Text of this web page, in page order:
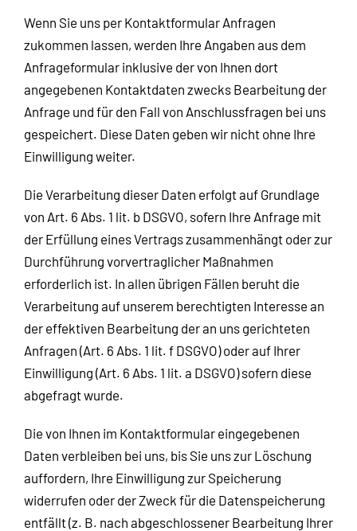
Wenn Sie uns per Kontaktformular Anfragen
zukommen lassen, werden Ihre Angaben aus dem
Anfrageformular inklusive der von Ihnen dort
angegebenen Kontaktdaten zwecks Bearbeitung der
Anfrage und für den Fall von Anschlussfragen bei uns
gespeichert. Diese Daten geben wir nicht ohne Ihre
Einwilligung weiter.
Die Verarbeitung dieser Daten erfolgt auf Grundlage
von Art. 6 Abs. 1 lit. b DSGVO, sofern Ihre Anfrage mit
der Erfüllung eines Vertrags zusammenhängt oder zur
Durchführung vorvertraglicher Maßnahmen
erforderlich ist. In allen übrigen Fällen beruht die
Verarbeitung auf unserem berechtigten Interesse an
der effektiven Bearbeitung der an uns gerichteten
Anfragen (Art. 6 Abs. 1 lit. f DSGVO) oder auf Ihrer
Einwilligung (Art. 6 Abs. 1 lit. a DSGVO) sofern diese
abgefragt wurde.
Die von Ihnen im Kontaktformular eingegebenen
Daten verbleiben bei uns, bis Sie uns zur Löschung
auffordern, Ihre Einwilligung zur Speicherung
widerrufen oder der Zweck für die Datenspeicherung
entfällt (z. B. nach abgeschlossener Bearbeitung Ihrer